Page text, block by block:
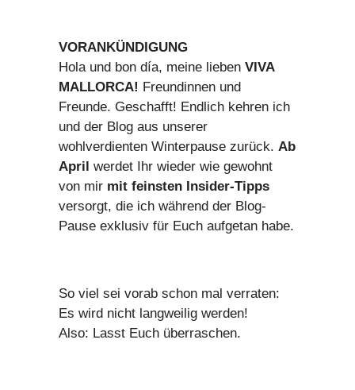
VORANKÜNDIGUNG
Hola und bon día, meine lieben VIVA
MALLORCA! Freundinnen und
Freunde. Geschafft! Endlich kehren ich
und der Blog aus unserer
wohlverdienten Winterpause zurück. Ab
April werdet Ihr wieder wie gewohnt
von mir mit feinsten Insider-Tipps
versorgt, die ich während der Blog-
Pause exklusiv für Euch aufgetan habe.
So viel sei vorab schon mal verraten:
Es wird nicht langweilig werden!
Also: Lasst Euch überraschen.